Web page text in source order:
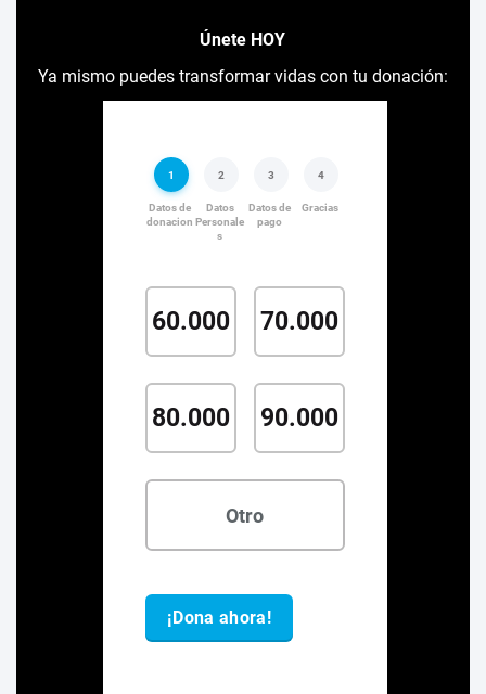
Únete HOY
Ya mismo puedes transformar vidas con tu donación: